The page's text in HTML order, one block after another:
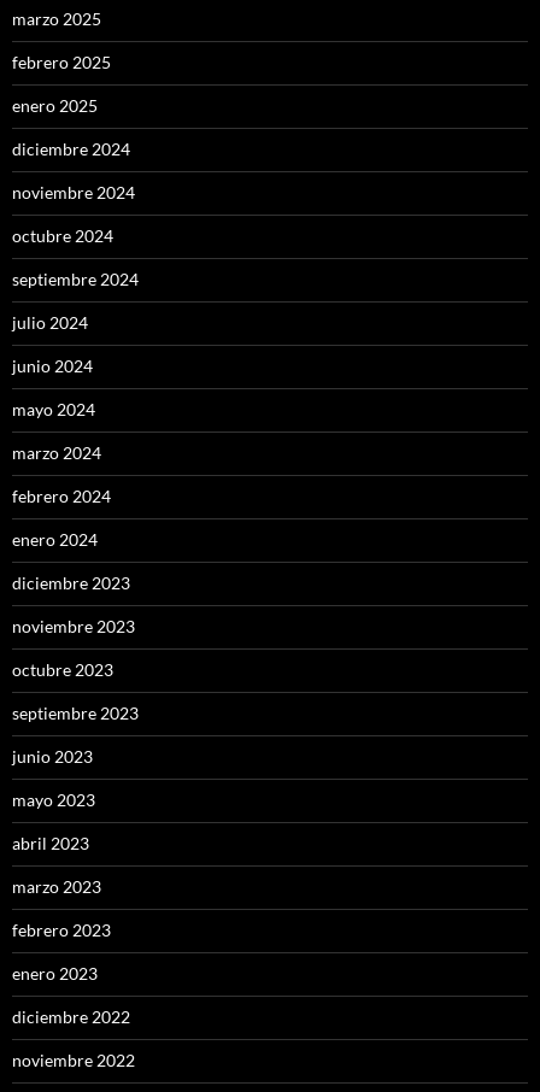
marzo 2025
febrero 2025
enero 2025
diciembre 2024
noviembre 2024
octubre 2024
septiembre 2024
julio 2024
junio 2024
mayo 2024
marzo 2024
febrero 2024
enero 2024
diciembre 2023
noviembre 2023
octubre 2023
septiembre 2023
junio 2023
mayo 2023
abril 2023
marzo 2023
febrero 2023
enero 2023
diciembre 2022
noviembre 2022